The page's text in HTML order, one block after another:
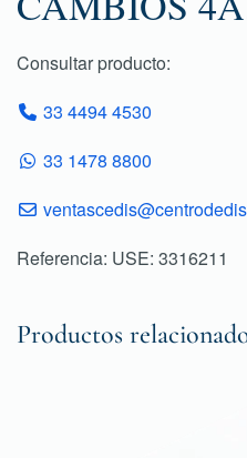
Consultar producto:
33 4494 4530
33 1478 8800
Referencia: USE: 3316211
Productos